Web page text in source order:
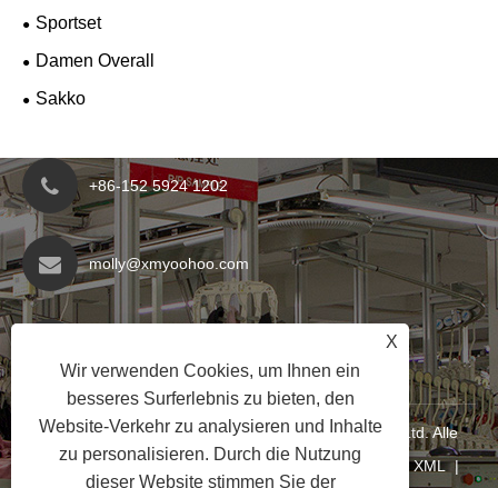
Sportset
Damen Overall
Sakko
+86-152 5924 1202
molly@xmyoohoo.com
Nr. 98 Xiangxing Rd, Bezirk Xiang'an, Fujian,
China. 361101
Copyright © 2024 Xiamen Evaricky Trading Co., Ltd. Alle
Rechte vorbehalten Links |Sitemap|RSS |XML|
X
Wir verwenden Cookies, um Ihnen ein
besseres Surferlebnis zu bieten, den
Website-Verkehr zu analysieren und Inhalte
zu personalisieren. Durch die Nutzung
dieser Website stimmen Sie der